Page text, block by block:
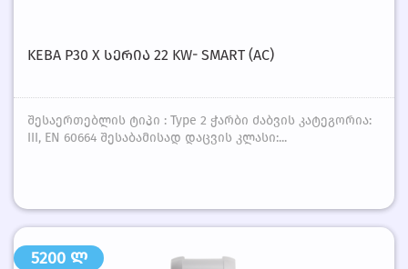
KEBA P30 X ᲡᲔᲠᲘᲐ 22 KW- SMART (AC)
შესაერთებლის ტიპი : Type 2 ჭარბი ძაბვის კატეგორია:
III, EN 60664 შესაბამისად დაცვის კლასი:...
5200 ლ